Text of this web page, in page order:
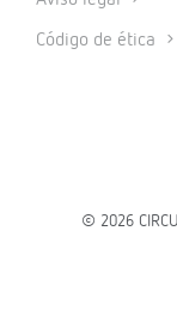
Código de ética
© 2026